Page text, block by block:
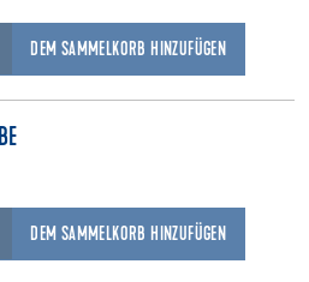
DEM SAMMELKORB HINZUFÜGEN
DEM SAMMELKORB HINZUFÜGEN